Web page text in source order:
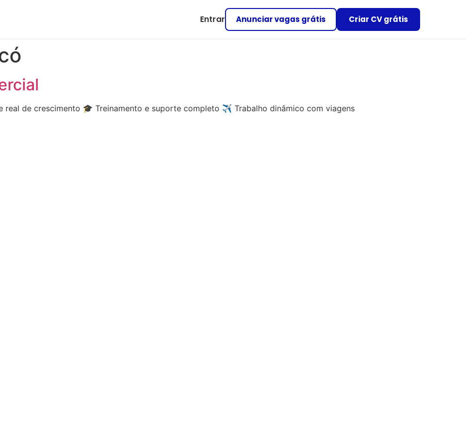
Entrar Anunciar vagas grátis Criar CV grátis
real de crescimento 🎓 Treinamento e suporte completo ✈️ Trabalho dinâmico com viagens